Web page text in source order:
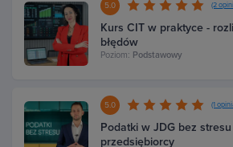
5.0 (2
Kurs CIT w praktyce -
błędów
Poziom: Podstawowy
5.0 (1
Podatki w JDG bez
przedsiębiorcy